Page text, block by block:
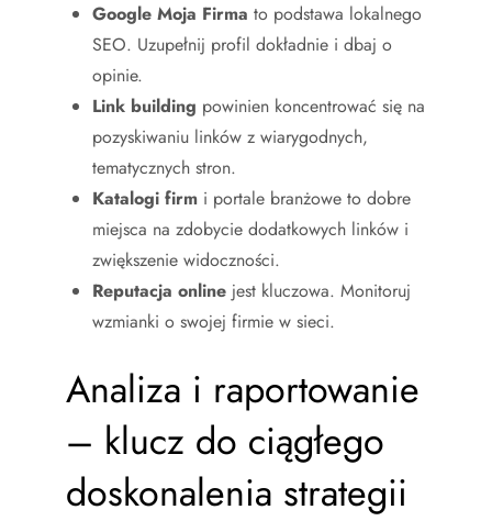
Google Moja Firma to podstawa lokalnego
SEO. Uzupełnij profil dokładnie i dbaj o
opinie.
Link building powinien koncentrować się na
pozyskiwaniu linków z wiarygodnych,
tematycznych stron.
Katalogi firm i portale branżowe to dobre
miejsca na zdobycie dodatkowych linków i
zwiększenie widoczności.
Reputacja online jest kluczowa. Monitoruj
wzmianki o swojej firmie w sieci.
Analiza i raportowanie
– klucz do ciągłego
doskonalenia strategii